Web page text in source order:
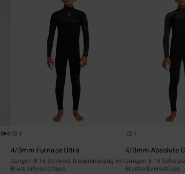
ÖKO 1
4/3mm Furnace Ultra
Jungen 8-16 Schwarz Neoprenanzug mit
Brustreißverschluss
1
4/3mm Absolute
Jungen 8-16
Brustreißverschluss